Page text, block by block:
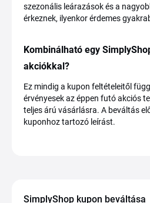
szezonális leárazások és a
érkeznek, ilyenkor érdemes
Kombinálható egy
akciókkal?
Ez mindig a kupon feltételeitől
érvényesek az éppen futó akciós
teljes árú vásárlásra. A beváltás
kuponhoz tartozó leírást.
SimplyShop kupon beváltása